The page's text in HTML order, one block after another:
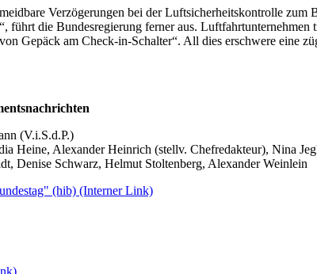
Verzögerungen bei der Luftsicherheitskontrolle
führt die Bundesregierung ferner aus.
Gepäck am Check-in-Schalter“. All dies erschwere eine
(V.i.S.d.P.)
Heine, Alexander Heinrich (stellv. Chefredakteur), Nina
Denise Schwarz, Helmut Stoltenberg, Alexander Weinlein
(hib) (Interner Link)